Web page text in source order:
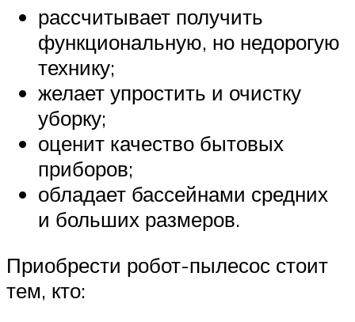
рассчитывает получить
функциональную, но недорогую
технику;
желает упростить и очистку
уборку;
оценит качество бытовых
приборов;
обладает бассейнами средних
и больших размеров.
Приобрести робот-пылесос стоит
тем, кто: